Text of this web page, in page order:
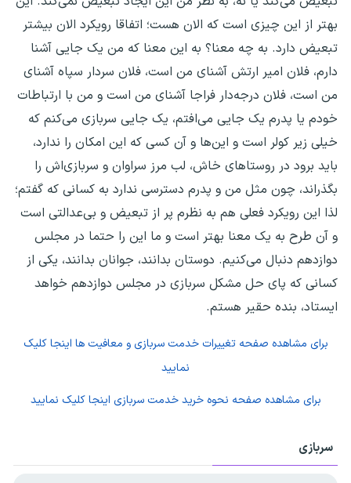
بهتر از این چیزی است که الان هست؛ اتفاقا رویکرد الان بیشتر
تبعیض دارد. به چه معنا؟ به این معنا که من یک جایی آشنا
دارم، فلان امیر ارتش آشنای من است، فلان سردار سپاه آشنای
من است، فلان درجه‌دار فراجا آشنای من است و من با ارتباطات
خودم یا پدرم یک جایی می‌افتم، یک جایی سربازی می‌کنم که
خیلی زیر کولر است و این‌ها و آن کسی که این امکان را ندارد،
باید برود در روستاهای خاش، لب مرز سراوان و سربازی‌اش را
بگذراند، چون مثل من و پدرم دسترسی ندارد به کسانی که گفتم؛
لذا این رویکرد فعلی هم به نظرم پر از تبعیض و بی‌عدالتی است
و آن طرح به یک معنا بهتر است و ما این را حتما در مجلس
دوازدهم دنبال می‌کنیم. دوستان بدانند، جوانان بدانند، یکی از
کسانی که پای حل مشکل سربازی در مجلس دوازدهم خواهد
ایستاد، بنده حقیر هستم.
برای مشاهده صفحه تغییرات خدمت سربازی و معافیت ها اینجا کلیک
نمایید
برای مشاهده صفحه نحوه خرید خدمت سربازی اینجا کلیک نمایید
سربازی